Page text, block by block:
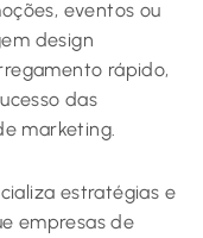
eventos ou
design
rápido,
das
marketing.
estratégias e
empresas de